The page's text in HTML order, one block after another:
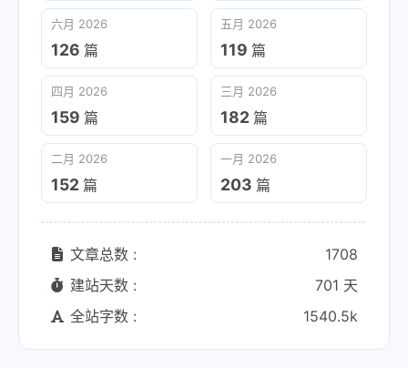
六月 2026
126 篇
五月 2026
119 篇
四月 2026
159 篇
三月 2026
182 篇
二月 2026
152 篇
一月 2026
203 篇
文章总数 :
1708
建站天数 :
701 天
全站字数 :
1540.5k